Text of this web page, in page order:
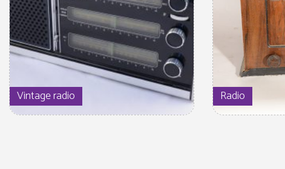
Vintage radio Radio